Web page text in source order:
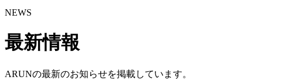
NEWS
最新情報
ARUNの最新のお知らせを掲載しています。